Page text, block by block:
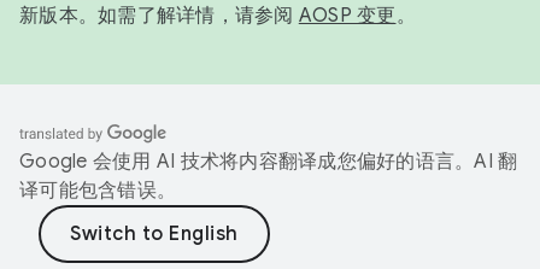
新版本。如需了解详情，请参阅 AOSP 变更。
Google 会使用 AI 技术将内容翻译成您偏好的语言。AI 翻
译可能包含错误。